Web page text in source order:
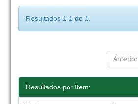
Resultados 1-1 de 1.
Anterior
Resultados por ítem: